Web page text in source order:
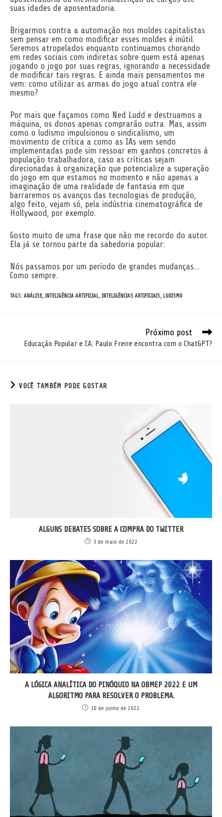
suas idades de aposentadoria.
Brigarmos contra a automação nos moldes capitalistas
sem pensar em como modificar esses moldes é inútil.
Seremos atropelados enquanto continuamos chorando
em redes sociais com indiretas sobre quem está apenas
jogando o jogo por suas regras, ignorando a necessidade
de modificar tais regras. E ainda mais pensamentos me
vem: como utilizar as armas do jogo atual contra ele
mesmo?
Por mais que façamos como Ned Ludd e destruamos a
máquina, os donos apenas comprarão outra. Mas, assim
como o ludismo impulsionou o sindicalismo, um
movimento de crítica a como as IAs vem sendo
implementadas pode sim ressoar em ganhos concretos à
população trabalhadora, caso as críticas sejam
direcionadas à organização que potencialize a superação
do jogo em que estamos no momento e não apenas a
imaginação de uma realidade de fantasia em que
barraremos os avanços das tecnologias de produção,
algo feito, vejam só, pela indústria cinematográfica de
Hollywood, por exemplo.
Gosto muito de uma frase que não me recordo do autor.
Ela já se tornou parte da sabedoria popular:
Nós passamos por um período de grandes mudanças…
Como sempre.
TAGS: ANÁLISE, INTELIGÊNCIA ARTIFICIAL, INTELIGÊNCIAS ARTIFICIAIS, LUDISMO
Próximo post
Educação Popular e IA: Paulo Freire encontra com o ChatGPT?
VOCÊ TAMBÉM PODE GOSTAR
ALGUNS DEBATES SOBRE A COMPRA DO TWITTER
3 de maio de 2022
A LÓGICA ANALÍTICA DO PINÓQUIO NA OBMEP 2022 E UM
ALGORITMO PARA RESOLVER O PROBLEMA.
10 de junho de 2022